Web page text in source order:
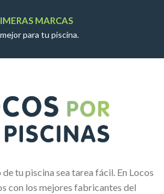
MARCAS
para tu piscina.
tu piscina sea tarea fácil. En Locos
con los mejores fabricantes del